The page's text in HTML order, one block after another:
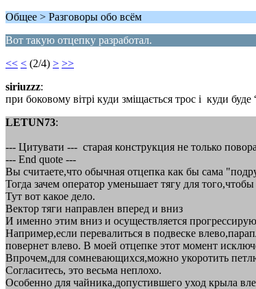
Общее > Разговоры обо всём
Вот такую отцепку разработал.
<< < (2/4) > >>
siriuzzz:
при боковому вітрі куди зміщається трос і куди буде
LETUN73:
--- Цитувати --- старая конструкция не только
--- End quote ---
Вы считаете,что обычная отцепка как бы сама
Тогда зачем оператор уменьшает тягу для
Тут вот какое дело.
Вектор тяги направлен вперед и вниз
И именно этим вниз и осуществляется
Например,если перевалиться в подвеске
повернет влево. В моей отцепке этот момент
Впрочем,для сомневающихся,можно укоротить
Согласитесь, это весьма неплохо.
Особенно для чайника,допустившего уход крыла